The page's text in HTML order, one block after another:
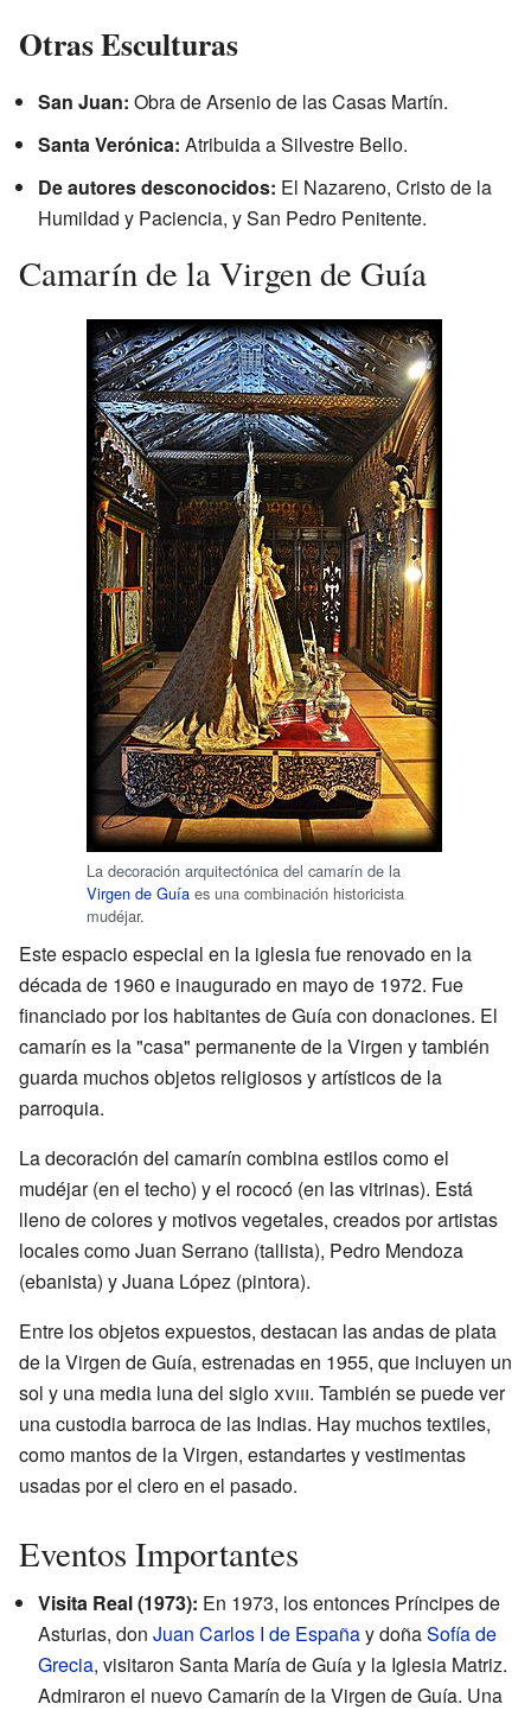
Otras Esculturas
San Juan: Obra de Arsenio de las Casas Martín.
Santa Verónica: Atribuida a Silvestre Bello.
De autores desconocidos: El Nazareno, Cristo de la
Humildad y Paciencia, y San Pedro Penitente.
Camarín de la Virgen de Guía
La decoración arquitectónica del camarín de la
Virgen de Guía es una combinación historicista
mudéjar.
Este espacio especial en la iglesia fue renovado en la
década de 1960 e inaugurado en mayo de 1972. Fue
financiado por los habitantes de Guía con donaciones. El
camarín es la "casa" permanente de la Virgen y también
guarda muchos objetos religiosos y artísticos de la
parroquia.
La decoración del camarín combina estilos como el
mudéjar (en el techo) y el rococó (en las vitrinas). Está
lleno de colores y motivos vegetales, creados por artistas
locales como Juan Serrano (tallista), Pedro Mendoza
(ebanista) y Juana López (pintora).
Entre los objetos expuestos, destacan las andas de plata
de la Virgen de Guía, estrenadas en 1955, que incluyen un
sol y una media luna del sigloxviii. También se puede ver
una custodia barroca de las Indias. Hay muchos textiles,
como mantos de la Virgen, estandartes y vestimentas
usadas por el clero en el pasado.
Eventos Importantes
Visita Real (1973): En 1973, los entonces Príncipes de
Asturias, don Juan Carlos I de Españay doñaSofía de
Grecia, visitaron Santa María de Guía y la Iglesia Matriz.
Admiraron el nuevo Camarín de la Virgen de Guía. Una